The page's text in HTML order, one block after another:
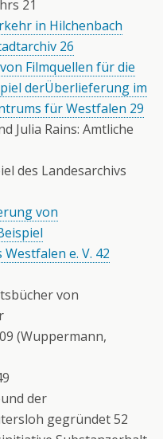
21
in Hilchenbach
26
Filmquellen für die
derÜberlieferung im
für Westfalen 29
Julia Rains: Amtliche
des Landesarchivs
von
e. V. 42
von
(Wuppermann,
der
gegründet 52